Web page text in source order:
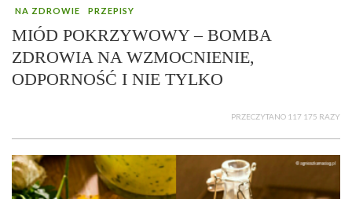
NA ZDROWIE PRZEPISY
MIÓD POKRZYWOWY – BOMBA
ZDROWIA NA WZMOCNIENIE,
ODPORNOŚĆ I NIE TYLKO
PRZECZYTANO 117 175 RAZY